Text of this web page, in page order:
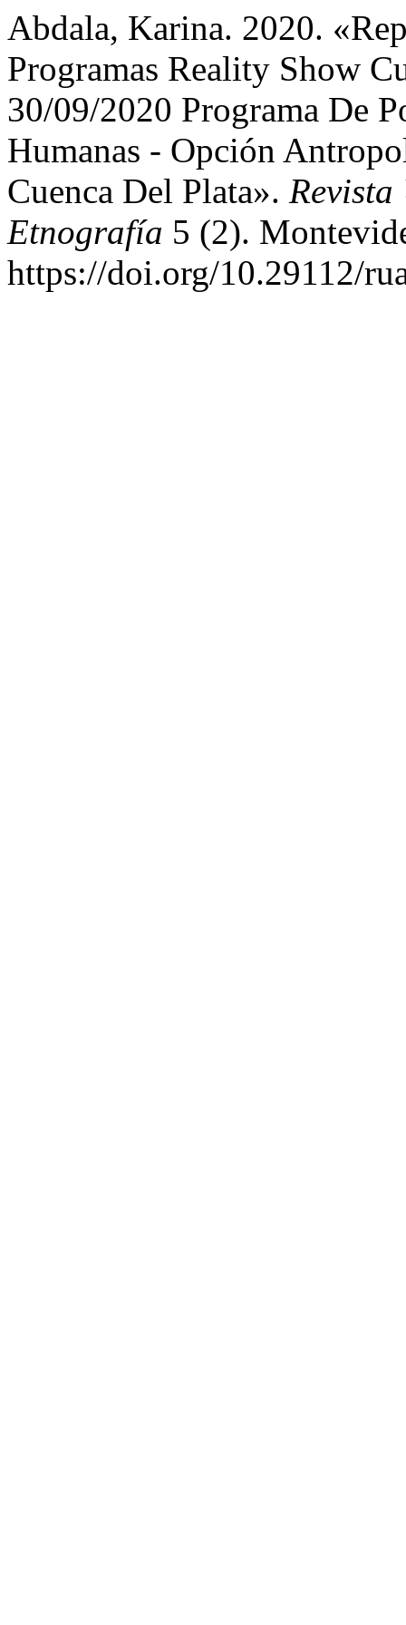
Abdala, Karina. 2020.
Programas Reality Show
30/09/2020 Programa De
Humanas - Opción
Cuenca Del Plata».
Etnografía 5 (2).
https://doi.org/10.29112/